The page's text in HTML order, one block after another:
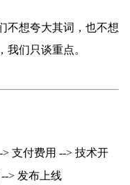
不想夸大其词，也不想
我们只谈重点。
支付费用 --> 技术开
> 发布上线